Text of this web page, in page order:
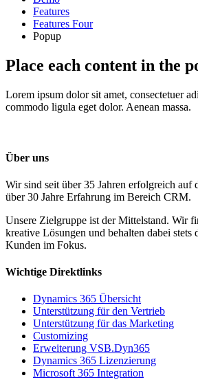
Features
Features Four
Popup
Place each content in the
Lorem ipsum dolor sit amet, consectetuer
commodo ligula eget dolor. Aenean massa.
Über uns
Wir sind seit über 35 Jahren erfolgreich auf
über 30 Jahre Erfahrung im Bereich CRM.
Unsere Zielgruppe ist der Mittelstand. Wir
kreative Lösungen und behalten dabei stets
Kunden im Fokus.
Wichtige Direktlinks
Dynamics 365 Übersicht
Unterstützung für den Vertrieb
Unterstützung für das Marketing
Customizing
Erweiterung VSB.Dyn365
Dynamics 365 Lizenzierung
Microsoft 365 Integration